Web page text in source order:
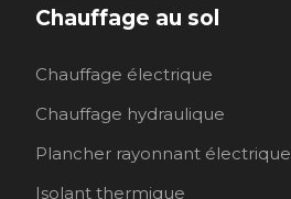
Chauffage au sol
Chauffage électrique
Chauffage hydraulique
Plancher rayonnant électrique
Isolant thermique